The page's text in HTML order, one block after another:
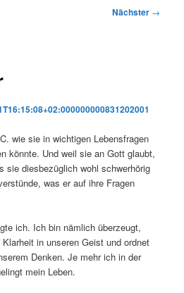
Nächster →
wie sie in wichtigen Lebensfragen
könnte. Und weil sie an Gott glaubt,
sie diesbezüglich wohl schwerhörig
was er auf ihre Fragen
ich. Ich bin nämlich überzeugt,
in unseren Geist und ordnet
Denken. Je mehr ich in der
mein Leben.